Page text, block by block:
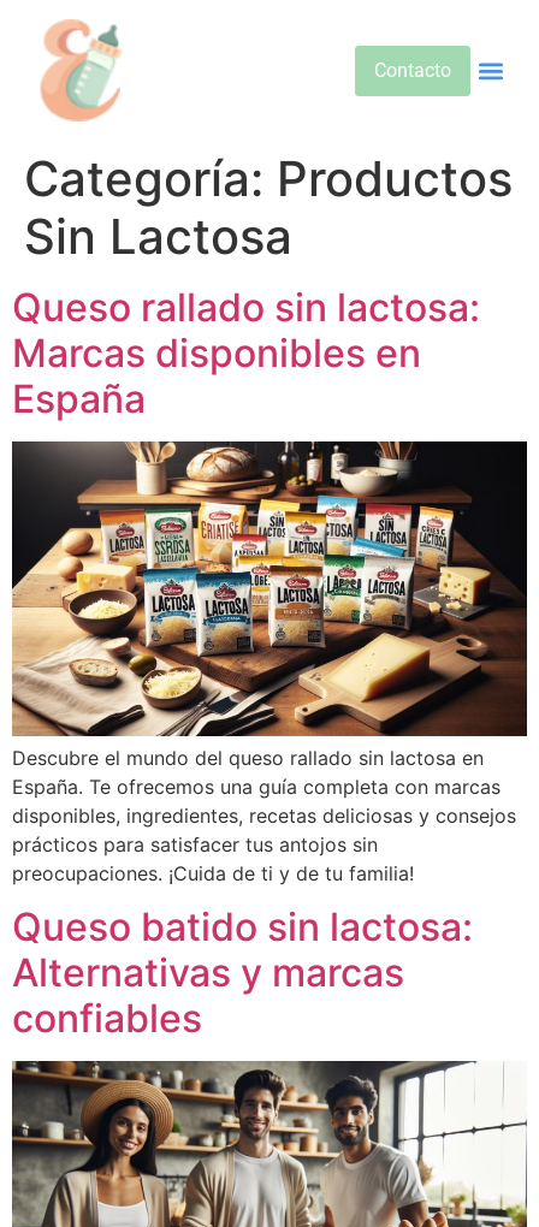
Contacto
Categoría: Productos
Sin Lactosa
Queso rallado sin lactosa:
Marcas disponibles en
España
Descubre el mundo del queso rallado sin lactosa en
España. Te ofrecemos una guía completa con marcas
disponibles, ingredientes, recetas deliciosas y consejos
prácticos para satisfacer tus antojos sin
preocupaciones. ¡Cuida de ti y de tu familia!
Queso batido sin lactosa:
Alternativas y marcas
confiables